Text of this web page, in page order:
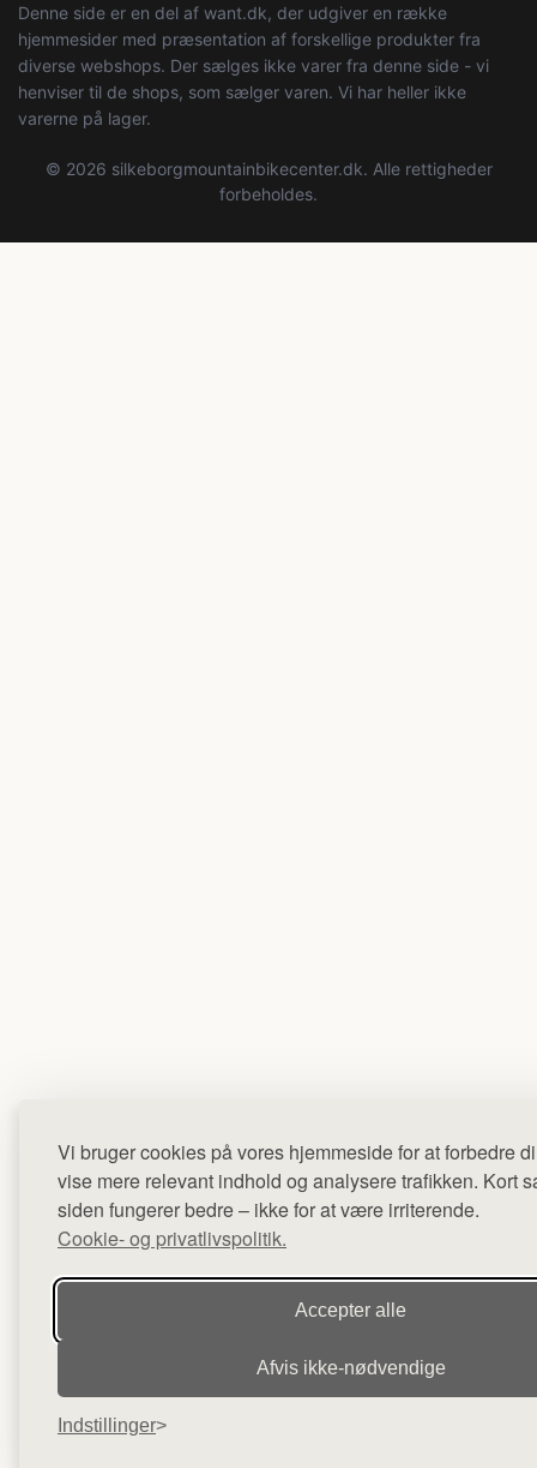
Vi bruger cookies på vores hjemmeside for at forbedre
vise mere relevant indhold og analysere trafikken. Kort
siden fungerer bedre – ikke for at være irriterende.
Cookie- og privatlivspolitik.
Accepter alle
Afvis ikke‑nødvendige
Indstillinger
Denne side er en del af want.dk, der udgiver en række
hjemmesider med præsentation af forskellige produkter fra
diverse webshops. Der sælges ikke varer fra denne side - vi
henviser til de shops, som sælger varen. Vi har heller ikke
varerne på lager.
© 2026 silkeborgmountainbikecenter.dk. Alle rettigheder
forbeholdes.